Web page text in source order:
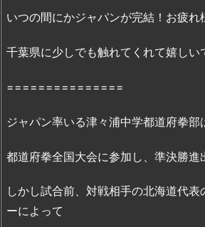
想・
ど
介！
『ジ
ト
いつの間にかジャパンが完結！お疲れ
千葉県に少しでも触れてくれて嬉しい
===============
ジャパン率いる津々浦中学都道府拳部
都道府拳全国大会に参加し、準決勝進
しかし試合前、対戦相手の北海道代表
ーによって